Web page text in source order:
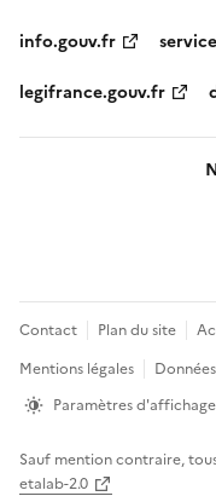
info.gouv.fr
legifrance.gouv.fr
Pied
de
page
Contact Plan du site
Mentions légales
Paramètres d'affichage
Sauf mention contraire,
etalab-2.0